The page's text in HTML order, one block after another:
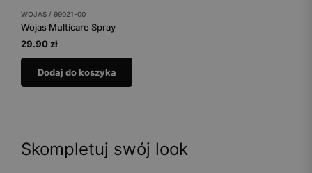
WOJAS / 99021-00
Wojas Multicare Spray
29.90 zł
Dodaj do koszyka
Skompletuj swój look